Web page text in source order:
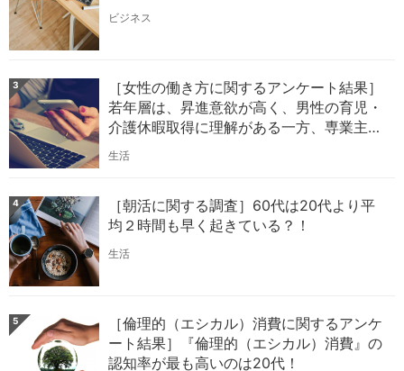
ビジネス
3
［女性の働き方に関するアンケート結果］
若年層は、昇進意欲が高く、男性の育児・
介護休暇取得に理解がある一方、専業主婦
への憧れも強い？！
生活
4
［朝活に関する調査］60代は20代より平
均２時間も早く起きている？！
生活
5
［倫理的（エシカル）消費に関するアンケ
ート結果］『倫理的（エシカル）消費』の
認知率が最も高いのは20代！